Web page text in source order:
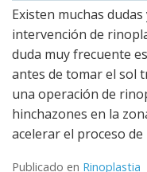
Existen muchas
intervención de
duda muy frecuente
antes de tomar el sol
una operación de
hinchazones en la
acelerar el proceso
Publicado en Rinoplastia